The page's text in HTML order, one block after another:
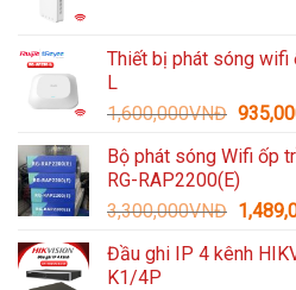
Thiết bị phát sóng wifi
L
1,600,000VNĐ Giá
là:
Bộ phát sóng Wifi ốp
RG-RAP2200(E)
3,300,000VNĐ Giá
là:
Đầu ghi IP 4 kênh
K1/4P